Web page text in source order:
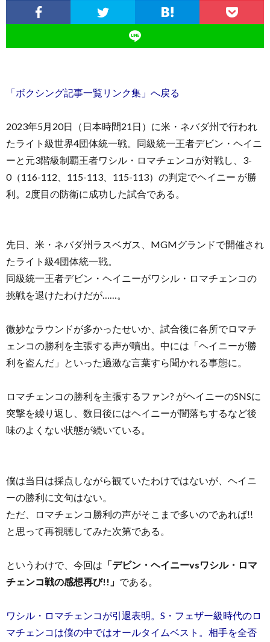
わ
「ボクシング記事一覧リンク集」へ戻る
2023年5月20日（日本時間21日）に米・ネバダ州で行われ
たライト級世界4団体統一戦。同級統一王者デビン・ヘイニ
ーと元3階級制覇王者ワシル・ロマチェンコが対戦し、3-
0（116-112、115-113、115-113）の判定でヘイニー が勝
利。2度目の防衛に成功した試合である。
先日、米・ネバダ州ラスベガス、MGMグランドで開催され
たライト級4団体統一戦。
同級統一王者デビン・ヘイニーがワシル・ロマチェンコの
挑戦を退けたわけだが……。
微妙なラウンドが多かったせいか、試合後に各所でロマチ
ェンコの勝利を主張する声が噴出。中には「ヘイニーが勝
利を盗んだ」といった過激な言葉すら聞かれる事態に。
ロマチェンコの勝利を主張するファン? がヘイニーのSNSに
突撃を繰り返し、数日後にはヘイニーが闇落ちするなど後
味のよくない状態が続いている。
僕は当日は採点しながら観ていたわけではないが、ヘイニ
ーの勝利に文句はない。
ただ、ロマチェンコ勝利の声がそこまで多いのであれば!!
と思って再視聴してみた次第である。
というわけで、今回は 「デビン・ヘイニーvsワシル・ロマ
チェンコ戦の感想再び!!」 である。
ワシル・ロマチェンコが引退表明。S・フェザー級時代のロ
マチェンコは僕の中ではオールタイムベスト。相手を全否